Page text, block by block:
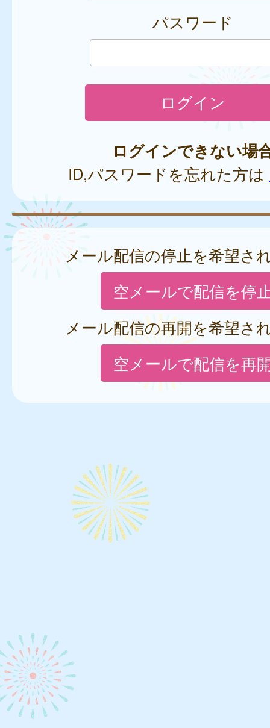
パスワード
ログインできない場
ID,パスワードを忘れた方は
メール配信の停止を希望さ
空メールで配信を停
メール配信の再開を希望さ
空メールで配信を再